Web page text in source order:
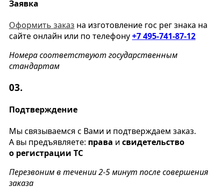
Заявка
Оформить заказ на изготовление гос рег знака на
сайте онлайн или по телефону+7 495-741-87-12
Номера соответствуют государственным
стандартам
03.
Подтверждение
Мы связываемся с Вами и подтверждаем заказ.
А вы предъявляете: права и свидетельство
о регистрации ТС
Перезвоним в течении 2-5 минут после совершения
заказа